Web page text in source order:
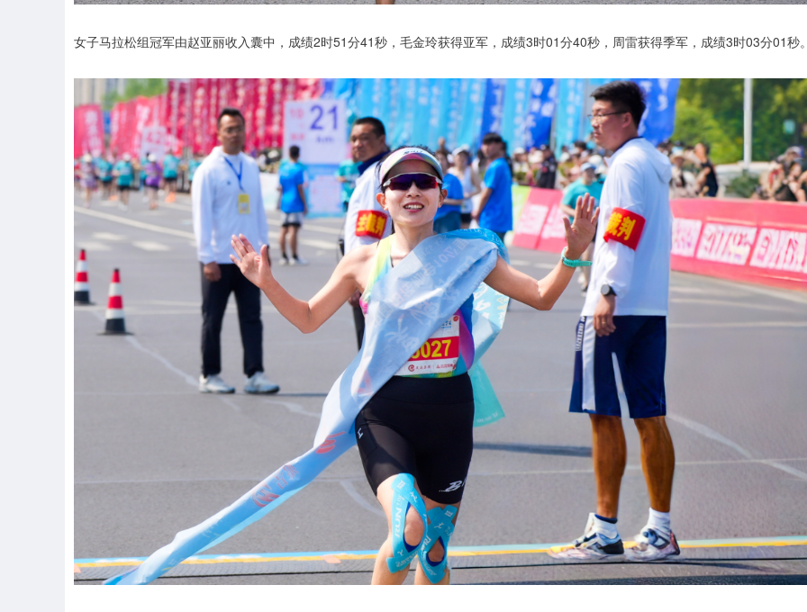
女子马拉松组冠军由赵亚丽收入囊中，成绩2时51分41秒，毛金玲获得亚军，成绩3时01分40秒，周雷获得季军，成绩3时03分01秒